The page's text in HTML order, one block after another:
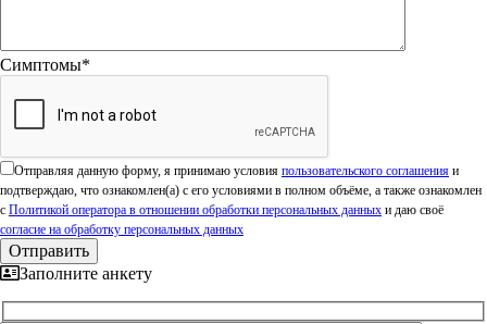
Симптомы*
Отправляя данную форму, я принимаю условия пользовательского соглашения и
подтверждаю, что ознакомлен(а) с его условиями в полном объёме, а также ознакомлен
с Политикой оператора в отношении обработки персональных данных и даю своё
согласие на обработку персональных данных
Заполните анкету